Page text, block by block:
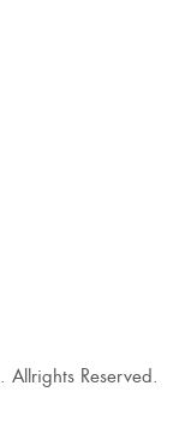
. Allrights Reserved.